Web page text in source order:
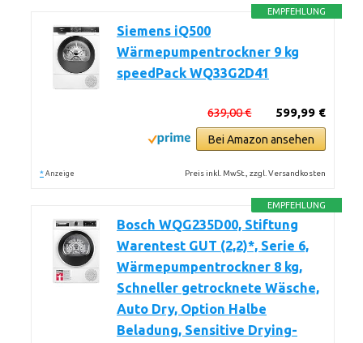
EMPFEHLUNG
Siemens iQ500
Wärmepumpentrockner 9 kg
speedPack WQ33G2D41
599,99 €
639,00 €
Bei Amazon ansehen
* Anzeige Preis inkl. MwSt., zzgl. Versandkosten
EMPFEHLUNG
Bosch WQG235D00, Stiftung
Warentest GUT (2,2)*, Serie 6,
Wärmepumpentrockner 8 kg,
Schneller getrocknete Wäsche,
Auto Dry, Option Halbe
Beladung, Sensitive Drying-